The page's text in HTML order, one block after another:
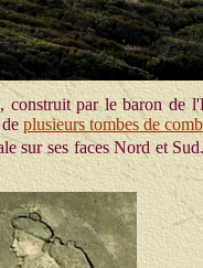
par le baron de
plusieurs tombes de
sur ses faces Nord et